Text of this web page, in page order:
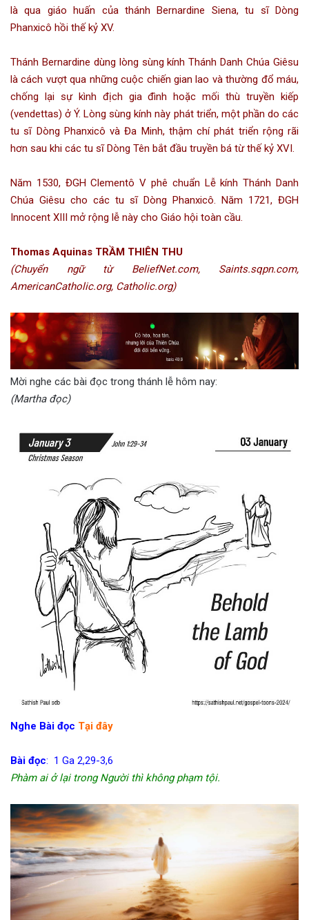
là qua giáo huấn của thánh Bernardine Siena, tu sĩ Dòng
Phanxicô hồi thế kỷ XV.
Thánh Bernardine dùng lòng sùng kính Thánh Danh Chúa Giêsu
là cách vượt qua những cuộc chiến gian lao và thường đổ máu,
chống lại sự kình địch gia đình hoặc mối thù truyền kiếp
(vendettas) ở Ý. Lòng sùng kính này phát triển, một phần do các
tu sĩ Dòng Phanxicô và Đa Minh, thậm chí phát triển rộng rãi
hơn sau khi các tu sĩ Dòng Tên bắt đầu truyền bá từ thế kỷ XVI.
Năm 1530, ĐGH Clementô V phê chuẩn Lễ kính Thánh Danh
Chúa Giêsu cho các tu sĩ Dòng Phanxicô. Năm 1721, ĐGH
Innocent XIII mở rộng lễ này cho Giáo hội toàn cầu.
Thomas Aquinas TRẦM THIÊN THU
(Chuyển ngữ từ BeliefNet.com, Saints.sqpn.com,
AmericanCatholic.org, Catholic.org)
Mời nghe các bài đọc trong thánh lễ hôm nay:
(Martha đọc)
Nghe Bài đọc Tại đây
Bài đọc: 1 Ga 2,29-3,6
Phàm ai ở lại trong Người thì không phạm tội.